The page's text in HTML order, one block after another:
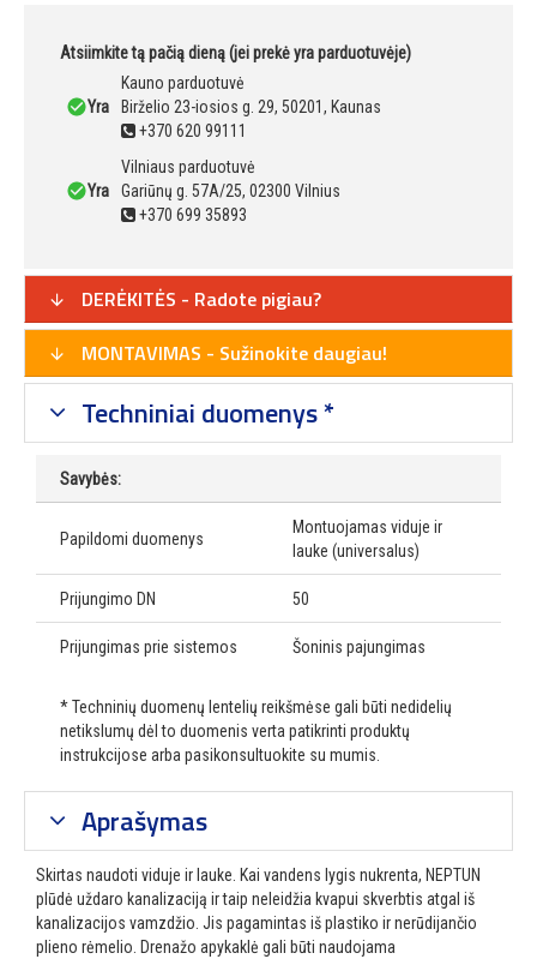
Atsiimkite tą pačią dieną (jei prekė yra parduotuvėje)
Yra
Kauno parduotuvė
Birželio 23-iosios g. 29, 50201, Kaunas
+370 620 99111
Yra
Vilniaus parduotuvė
Gariūnų g. 57A/25, 02300 Vilnius
+370 699 35893
DERĖKITĖS - Radote pigiau?
MONTAVIMAS - Sužinokite daugiau!
Techniniai duomenys *
Savybės:
Papildomi duomenys
Montuojamas viduje ir
lauke (universalus)
Prijungimo DN 50
Prijungimas prie sistemos Šoninis pajungimas
* Techninių duomenų lentelių reikšmėse gali būti nedidelių
netikslumų dėl to duomenis verta patikrinti produktų
instrukcijose arba pasikonsultuokite su mumis.
Aprašymas
Skirtas naudoti viduje ir lauke. Kai vandens lygis nukrenta, NEPTUN
plūdė uždaro kanalizaciją ir taip neleidžia kvapui skverbtis atgal iš
kanalizacijos vamzdžio. Jis pagamintas iš plastiko ir nerūdijančio
plieno rėmelio. Drenažo apykaklė gali būti naudojama